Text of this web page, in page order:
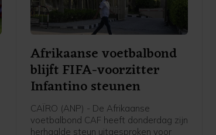
Afrikaanse voetbalbond
blijft FIFA-voorzitter
Infantino steunen
CAÏRO (ANP) - De Afrikaanse
voetbalbond CAF heeft donderdag zijn
herhaalde steun uitgesproken voor